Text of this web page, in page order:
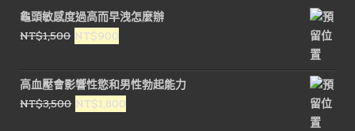
龜頭敏感度過高而早洩怎麼辦
NT$1,500 原
價
格：
NT$1,500。
NT$900
價
格：
NT$900。
高血壓會影響性慾和男性勃起能力
NT$3,500 原
NT$1,800